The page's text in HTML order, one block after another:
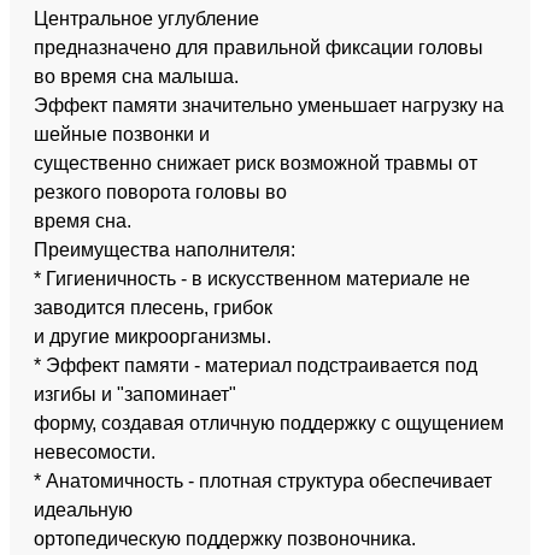
Центральное углубление
предназначено для правильной фиксации головы
во время сна малыша.
Эффект памяти значительно уменьшает нагрузку на
шейные позвонки и
существенно снижает риск возможной травмы от
резкого поворота головы во
время сна.
Преимущества наполнителя:
* Гигиеничность - в искусственном материале не
заводится плесень, грибок
и другие микроорганизмы.
* Эффект памяти - материал подстраивается под
изгибы и "запоминает"
форму, создавая отличную поддержку с ощущением
невесомости.
* Анатомичность - плотная структура обеспечивает
идеальную
ортопедическую поддержку позвоночника.